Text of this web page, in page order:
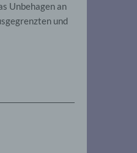
Unbehagen an
und